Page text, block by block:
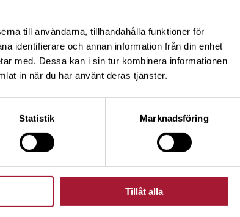
till användarna, tillhandahålla funktioner för
identifierare och annan information från din enhet
med. Dessa kan i sin tur kombinera informationen
in när du har använt deras tjänster.
Statistik Marknadsföring
Tillåt alla
men inte på lotter. Detta trots
hög och sannolikheten att
bör därför förses med
intäkterna som går till
– bidragit med över 100
lotter som säljs i Sverige med
om det blir färre som spelar
bolag
index
150
Skulle
Spiltan
VISA